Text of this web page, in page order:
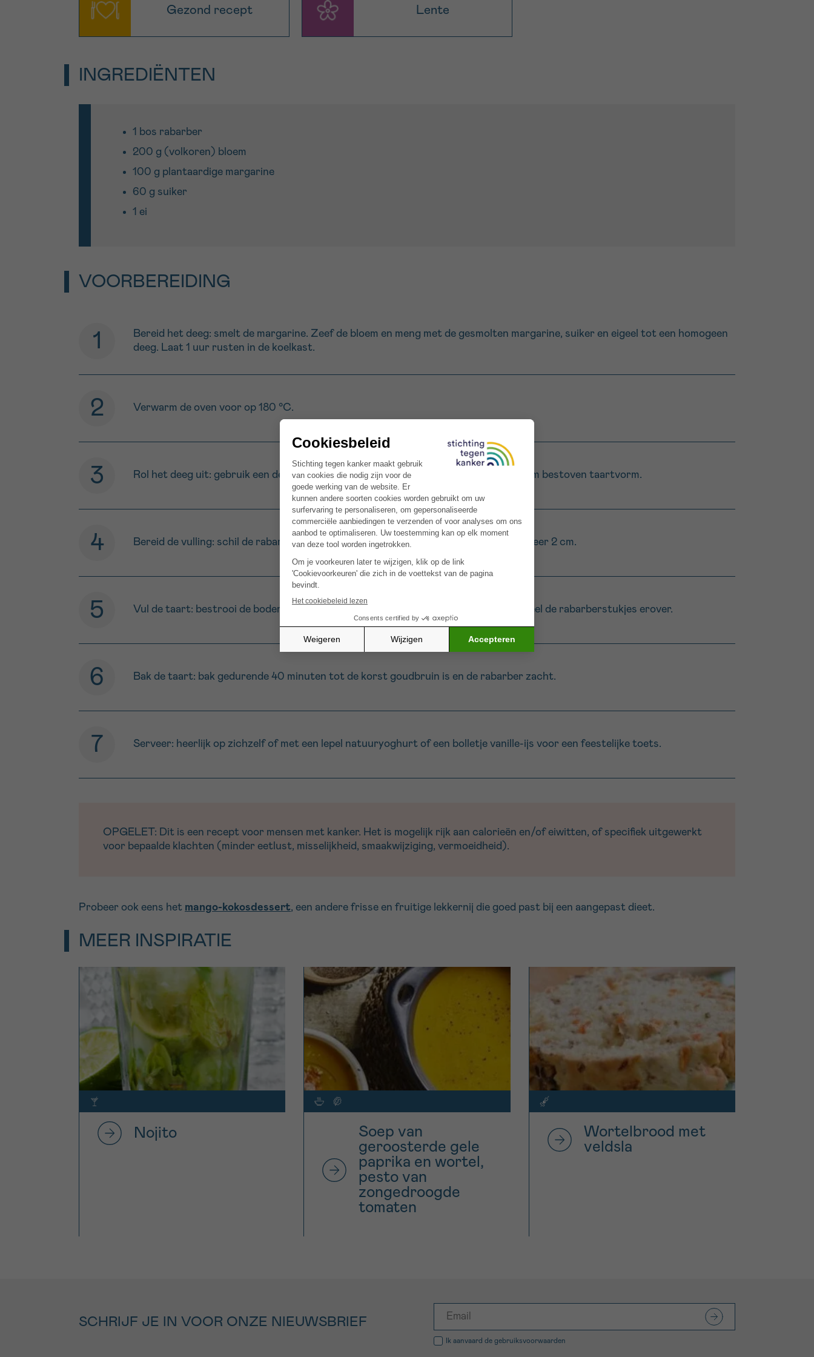
Gezond recept Lente
INGREDIËNTEN
1 bos rabarber
200 g (volkoren) bloem
100 g plantaardige margarine
60 g suiker
1 ei
VOORBEREIDING
Bereid het deeg: smelt de margarine. Zeef de bloem en meng met de gesmolten margarine, suiker en eigeel tot een homogeen
deeg. Laat 1 uur rusten in de koelkast.
Verwarm de oven voor op 180 °C.
Rol het deeg uit: gebruik een deegroller en leg het deeg in een ingevette en met bloem bestoven taartvorm.
Bereid de vulling: schil de rabarber met een dunschiller en snijd in stukjes van ongeveer 2 cm.
Vul de taart: bestrooi de bodem met een eetlepel bloem en een eetlepel suiker. Verdeel de rabarberstukjes erover.
Bak de taart: bak gedurende 40 minuten tot de korst goudbruin is en de rabarber zacht.
Serveer: heerlijk op zichzelf of met een lepel natuuryoghurt of een bolletje vanille-ijs voor een feestelijke toets.
OPGELET: Dit is een recept voor mensen met kanker. Het is mogelijk rijk aan calorieën en/of eiwitten, of specifiek uitgewerkt
voor bepaalde klachten (minder eetlust, misselijkheid, smaakwijziging, vermoeidheid).
Probeer ook eens het mango-kokosdessert, een andere frisse en fruitige lekkernij die goed past bij een aangepast dieet.
MEER INSPIRATIE
Nojito
Soep van
geroosterde gele
paprika en wortel,
pesto van
zongedroogde
tomaten
Wortelbrood met
veldsla
SCHRIJF JE IN VOOR ONZE NIEUWSBRIEF
Ik aanvaard de gebruiksvoorwaarden